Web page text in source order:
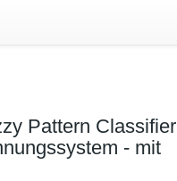
Pattern Classifier
- mit